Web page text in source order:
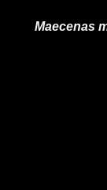
Maecenas